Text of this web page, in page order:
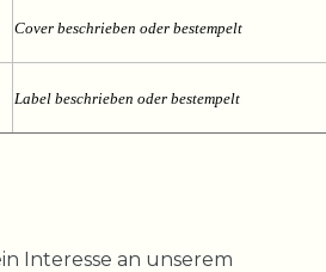
Cover beschrieben oder bestempelt
Label beschrieben oder bestempelt
Interesse an unserem